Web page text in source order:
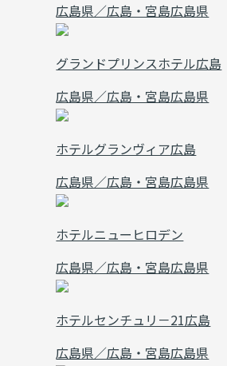
広島県／広島・宮島広島県
グランドプリンスホテル広島
広島県／広島・宮島広島県
ホテルグランヴィア広島
広島県／広島・宮島広島県
ホテルニューヒロデン
広島県／広島・宮島広島県
ホテルセンチュリ－21広島
広島県／広島・宮島広島県